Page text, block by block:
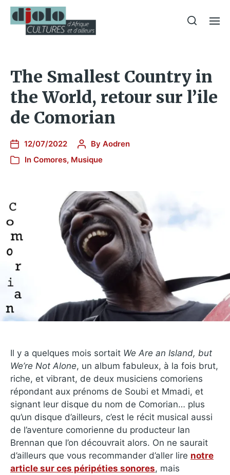
The Smallest Country in
the World, retour sur l’ile
de Comorian
12/07/2022 By Aodren
In Comores, Musique
Il y a quelques mois sortait We Are an Island, but
We’re Not Alone, un album fabuleux, à la fois brut,
riche, et vibrant, de deux musiciens comoriens
répondant aux prénoms de Soubi et Mmadi, et
signant leur disque du nom de Comorian… plus
qu’un disque d’ailleurs, c’est le récit musical aussi
de l’aventure comorienne du producteur Ian
Brennan que l’on découvrait alors. On ne saurait
d’ailleurs que vous recommander d’aller lire notre
article sur ces péripéties sonores, mais